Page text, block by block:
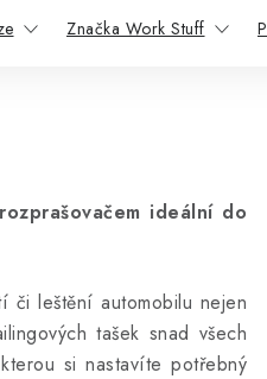
Značka Work Stuff
ideální do
leštění automobilu nejen
tašek snad všech
si nastavíte potřebný